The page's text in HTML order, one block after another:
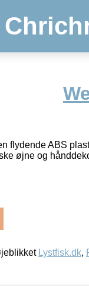
flydende ABS
øjne og
Lystfisk.dk,